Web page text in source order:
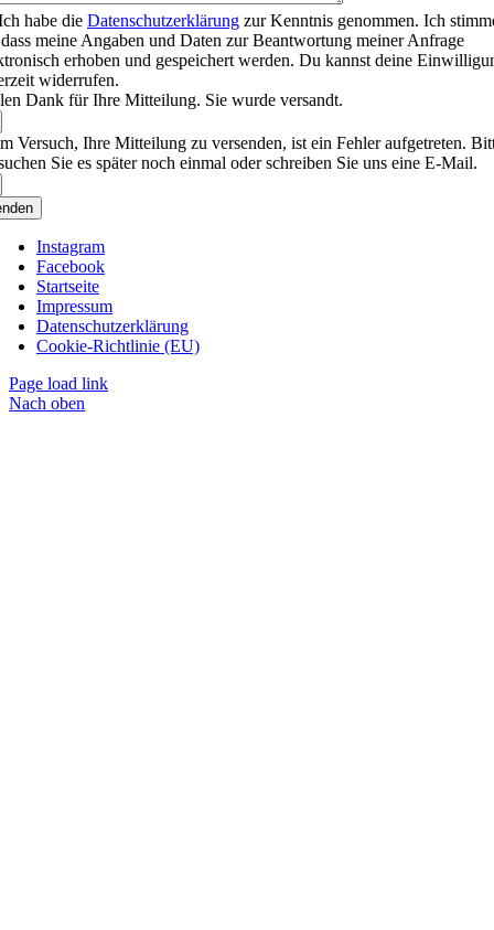
habe die Datenschutzerklärung zur Kenntnis genommen. Ich
meine Angaben und Daten zur Beantwortung meiner Anfrage
erhoben und gespeichert werden. Du kannst deine
widerrufen.
Dank für Ihre Mitteilung. Sie wurde versandt.
Versuch, Ihre Mitteilung zu versenden, ist ein Fehler aufgetreten.
Sie es später noch einmal oder schreiben Sie uns eine E-Mail.
Instagram
Facebook
Startseite
Impressum
Datenschutzerklärung
Cookie-Richtlinie (EU)
Page load link
Nach oben